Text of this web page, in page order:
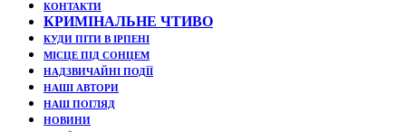
КОНТАКТИ
КРИМІНАЛЬНЕ ЧТИВО
КУДИ ПІТИ В ІРПЕНІ
МІСЦЕ ПІД СОНЦЕМ
НАДЗВИЧАЙНІ ПОДЇЇ
НАШІ АВТОРИ
НАШ ПОГЛЯД
НОВИНИ